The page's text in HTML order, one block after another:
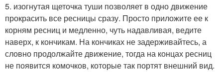
5. изогнутая щеточка туши позволяет в одно движение
прокрасить все ресницы сразу. Просто приложите ее к
корням ресниц и медленно, чуть надавливая, ведите
наверх, к кончикам. На кончиках не задерживайтесь, а
словно продолжайте движение, тогда на концах ресниц
не появится комочков, которые так портят внешний вид.